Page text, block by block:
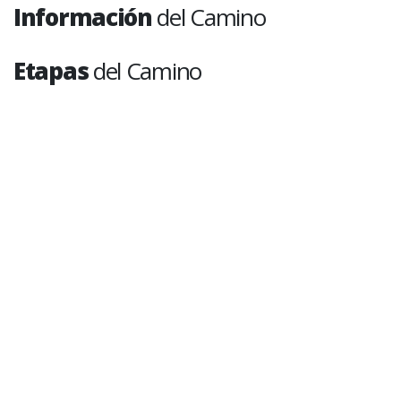
Informacióndel Camino
Etapasdel Camino
Somport - Jaca